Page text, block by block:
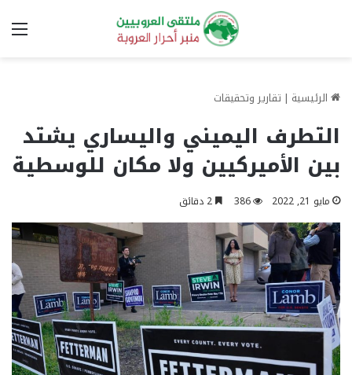
الرئيسية | تقارير وتحقيقات
التطرف اليميني واليساري يشتد
بين الأميركيين ولا مكان للوسطية
مايو 21, 2022 386